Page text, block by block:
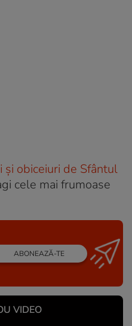
și obiceiuri de Sfântul
cele mai frumoase
ABONEAZĂ-TE
VIDEO